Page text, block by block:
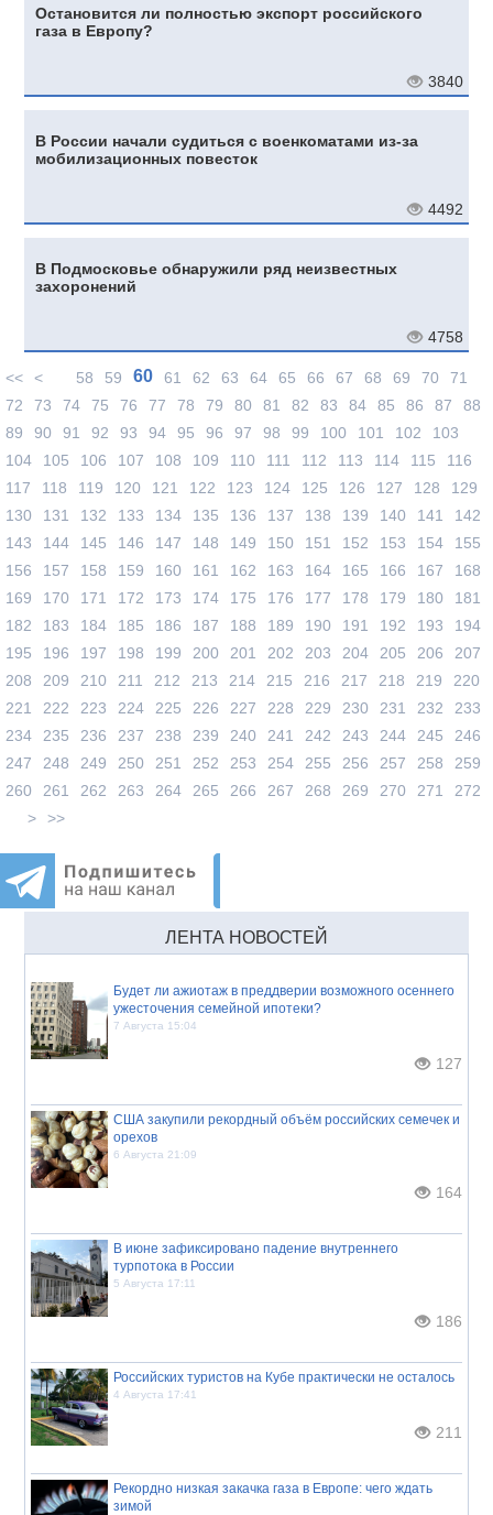
Остановится ли полностью экспорт российского
газа в Европу?
3840
В России начали судиться с военкоматами из-за
мобилизационных повесток
4492
В Подмосковье обнаружили ряд неизвестных
захоронений
4758
<< < 58 59 60 61 62 63 64 65 66 67 68 69 70
71
72
73 74 75 76 77 78 79 80 81 82 83 84 85 86 87
88
89
90 91 92 93 94 95 96 97 98 99 100 101 102
103
104
105 106 107 108 109 110 111 112 113 114 115
116
117
118 119 120 121 122 123 124 125 126 127 128
129
130
131 132 133 134 135 136 137 138 139 140 141
142
143
144 145 146 147 148 149 150 151 152 153 154
155
156
157 158 159 160 161 162 163 164 165 166 167
168
169
170 171 172 173 174 175 176 177 178 179 180
181
182
183 184 185 186 187 188 189 190 191 192 193
194
195
196 197 198 199 200 201 202 203 204 205 206
207
208
209 210 211 212 213 214 215 216 217 218 219
220
221
222 223 224 225 226 227 228 229 230 231 232
233
234
235 236 237 238 239 240 241 242 243 244 245
246
247
248 249 250 251 252 253 254 255 256 257 258
259
260
261 262 263 264 265 266 267 268 269 270 271
272
>
>>
ЛЕНТА НОВОСТЕЙ
Будет ли ажиотаж в преддверии возможного осеннего
ужесточения семейной ипотеки?
7 Августа 15:04
127
США закупили рекордный объём российских семечек и
орехов
6 Августа 21:09
164
В июне зафиксировано падение внутреннего
турпотока в России
5 Августа 17:11
186
Российских туристов на Кубе практически не осталось
4 Августа 17:41
211
Рекордно низкая закачка газа в Европе: чего ждать
зимой